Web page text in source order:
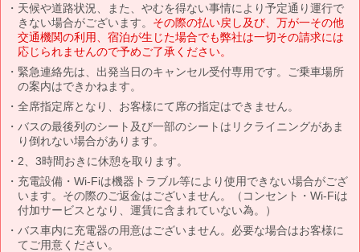
天候や道路状況、また、やむを得ない事情により予定通り運行で
きない場合がございます。 その際の払い戻し及び、万が一その他
交通機関の利用、宿泊が生じた場合でも弊社は一切その請求には
応じられませんので予めご了承ください。
緊急連絡先は、出発当日のキャンセル受付専用です。ご乗車場所
の案内はできかねます。
全席指定席となり、お客様にて席の指定はできません。
バスの最後列のシート及び一部のシートはリクライニングがあま
り倒れない場合があります。
2、3時間おきに休憩を取ります。
充電設備・Wi-Fiは機器トラブル等により使用できない場合がござ
います。その際のご返金はございません。（コンセント・Wi-Fiは
付加サービスとなり、運賃に含まれていない為。）
バス車内に充電器の用意はございません。必要な場合はお客様に
てご用意ください。